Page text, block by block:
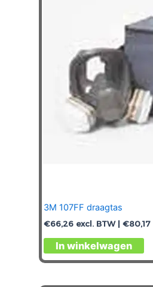
3M 107FF draagtas
€66,26 excl. BTW | €80,17
In winkelwagen